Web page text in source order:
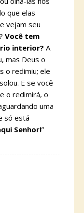
que elas
vejam seu
Você tem
interior? A
mas Deus o
o redimiu; ele
E se você
o redimirá, o
uma
só está
Senhor!”